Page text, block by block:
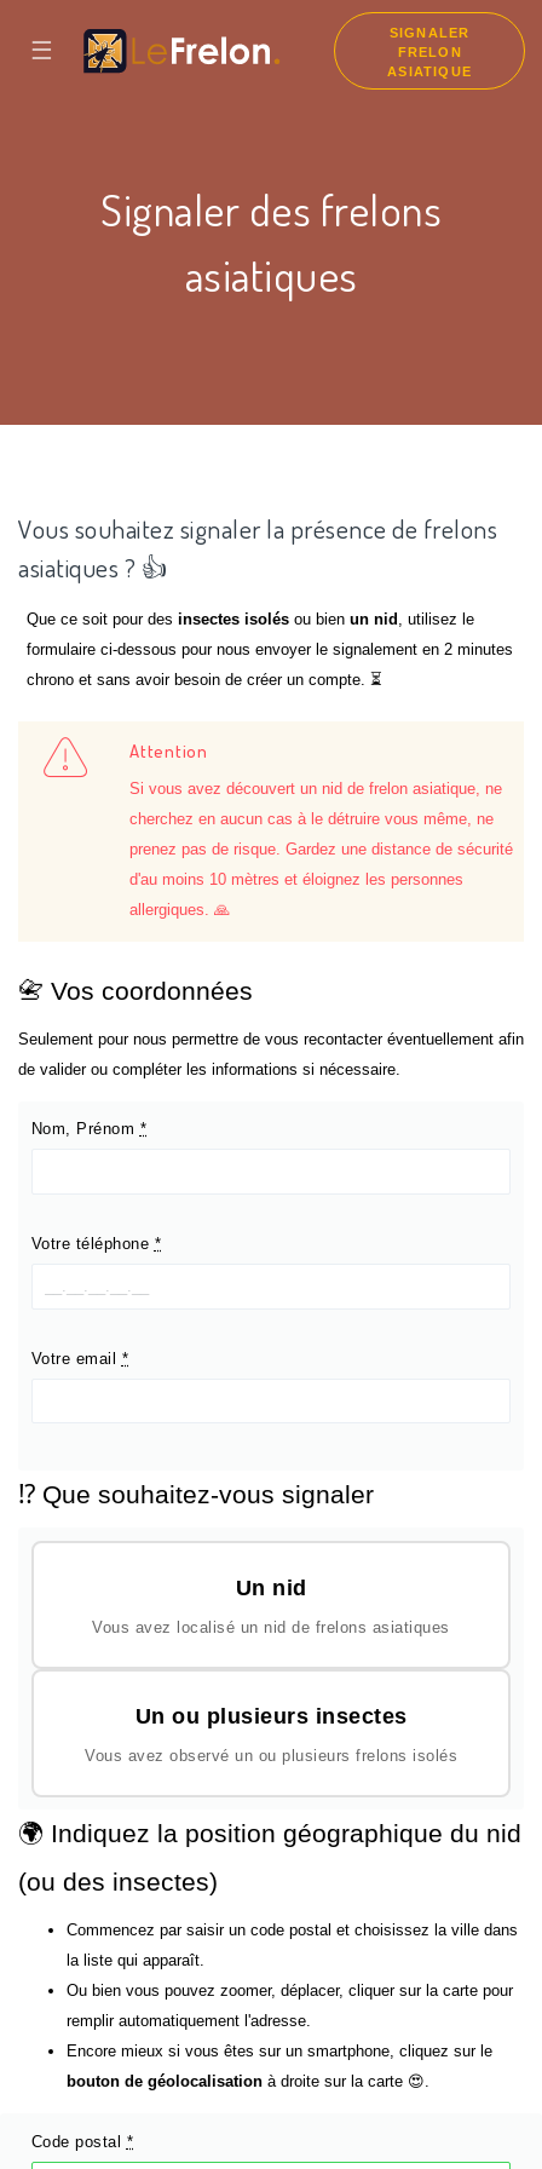
☰
SIGNALER
FRELON
ASIATIQUE
Signaler des frelons
asiatiques
Vous souhaitez signaler la présence de frelons
asiatiques ? 👍
Que ce soit pour desinsectes isolés ou bienun nid , utilisez le
formulaire ci-dessous pour nous envoyer le signalement en 2 minutes
chrono et sans avoir besoin de créer un compte. ⏳
Attention
Si vous avez découvert un nid de frelon asiatique, ne
cherchez en aucun cas à le détruire vous même, ne
prenez pas de risque. Gardez une distance de sécurité
d'au moins 10 mètres et éloignez les personnes
allergiques. 🙏
📇 Vos coordonnées
Seulement pour nous permettre de vous recontacter éventuellement afin
de valider ou compléter les informations si nécessaire.
Nom, Prénom *
Votre téléphone *
Votre email *
⁉️ Que souhaitez-vous signaler
Un nid
Vous avez localisé un nid de frelons asiatiques
Un ou plusieurs insectes
Vous avez observé un ou plusieurs frelons isolés
🌍 Indiquez la position géographique du nid
(ou des insectes)
Commencez par saisir un code postal et choisissez la ville dans
la liste qui apparaît.
Ou bien vous pouvez zoomer, déplacer, cliquer sur la carte pour
remplir automatiquement l'adresse.
Encore mieux si vous êtes sur un smartphone, cliquez sur le
bouton de géolocalisation à droite sur la carte 😍.
Code postal *